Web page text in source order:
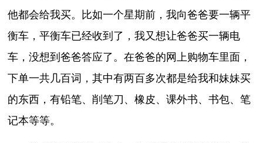
他都会给我买。比如一个星期前，我向爸爸要一辆平
衡车，平衡车已经收到了，我又想让爸爸买一辆电
车，没想到爸爸答应了。在爸爸的网上购物车里面，
下单一共几百词，其中有两百多次都是给我和妹妹买
的东西，有铅笔、削笔刀、橡皮、课外书、书包、笔
记本等等。